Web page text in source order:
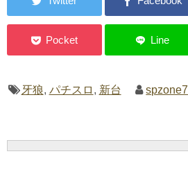
牙狼, パチスロ , 新台 spzone7